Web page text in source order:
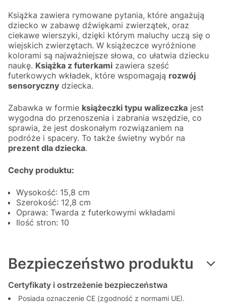
Książka zawiera rymowane pytania, które angażują
dziecko w zabawę dźwiękami zwierzątek, oraz
ciekawe wierszyki, dzięki którym maluchy uczą się o
wiejskich zwierzętach. W książeczce wyróżnione
kolorami są najważniejsze słowa, co ułatwia dziecku
naukę. Książka z futerkami zawiera sześć
futerkowych wkładek, które wspomagają rozwój
sensoryczny dziecka.
Zabawka w formie książeczki typu walizeczka jest
wygodna do przenoszenia i zabrania wszędzie, co
sprawia, że jest doskonałym rozwiązaniem na
podróże i spacery. To także świetny wybór na
prezent dla dziecka.
Cechy produktu:
Wysokość: 15,8 cm
Szerokość: 12,8 cm
Oprawa: Twarda z futerkowymi wkładami
Ilość stron: 10
Bezpieczeństwo produktu
Certyfikaty i ostrzeżenie bezpieczeństwa
Posiada oznaczenie CE (zgodność z normami UE).